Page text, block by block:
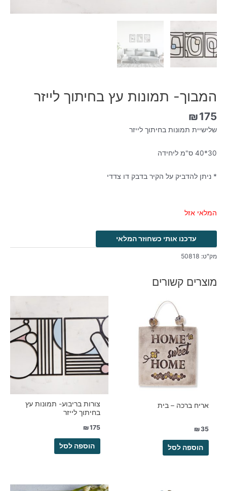
המבוך- תמונות עץ בחיתוך לייזר
₪175
שלישיית תמונות בחיתוך לייזר
30*40 ס"מ ליחידה
* ניתן להדביק על הקיר בדבק דו צדדי
המלאי אזל
עדכנו אותי כשחוזר המלאי
מק"ט: 50818
מוצרים קשורים
אריח ברכה – בית
₪35
הוספה לסל
צורות בריבוע- תמונות עץ
בחיתוך לייזר
₪175
הוספה לסל